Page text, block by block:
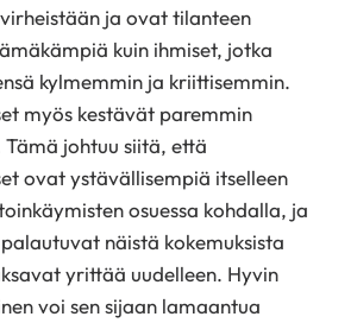
ja ovat tilanteen
kuin ihmiset, jotka
kylmemmin ja kriittisemmin.
myös kestävät paremmin
johtuu siitä, että
ovat ystävällisempiä itselleen
osuessa kohdalla, ja
näistä kokemuksista
yrittää uudelleen. Hyvin
voi sen sijaan lamaantua